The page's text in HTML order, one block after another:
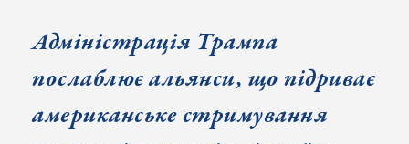
Адміністрація Трампа
послаблює альянси, що підриває
американське стримування